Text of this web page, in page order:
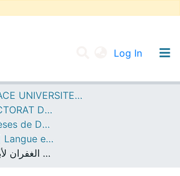
Log In
D.L SIDI BEL ABBES
--> DSPACE UNIVERSITE DJILALLI LIABES DE SIDI BEL ABBES
A--> VICE-RECTORAT DE LA POST-GRADUATION
1- [ VRPG] Thèses de Doctorat
- [ VRPG-Doc] Langue et littérature arabe --- لغة وأدب عربي
البنية السردية في رسالة الغفران لأبي العلاء المعري